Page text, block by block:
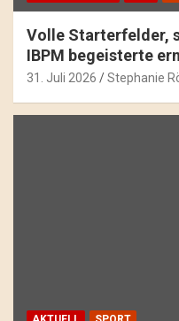
Volle Starterfelder,
IBPM begeisterte
31. Juli 2026 Stephanie